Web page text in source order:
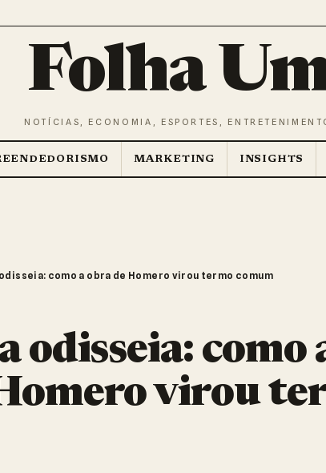
Folha
NOTÍCIAS, ECONOMIA, ESPORTES,
MARKETING INSIGHTS
como a obra de Homero virou termo comum
odisseia: como
virou